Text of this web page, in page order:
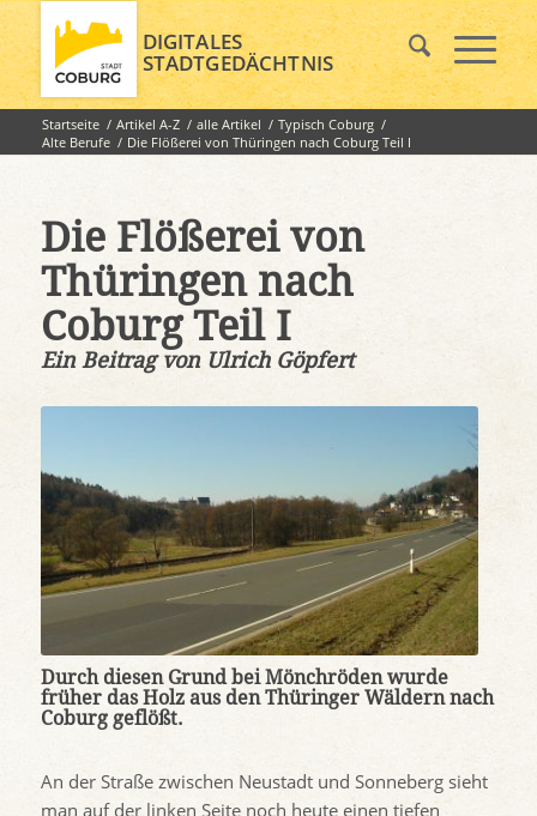
DIGITALES
STADTGEDÄCHTNIS
Startseite / Artikel A-Z / alle Artikel / Typisch Coburg /
Alte Berufe / Die Flößerei von Thüringen nach Coburg Teil I
Die Flößerei von
Thüringen nach
Coburg Teil I
Ein Beitrag von Ulrich Göpfert
Durch diesen Grund bei Mönchröden wurde
früher das Holz aus den Thüringer Wäldern nach
Coburg geflößt.
An der Straße zwischen Neustadt und Sonneberg sieht
man auf der linken Seite noch heute einen tiefen